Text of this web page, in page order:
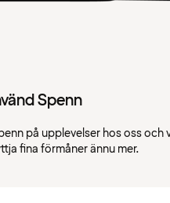
Spenn
på upplevelser hos oss och
fina förmåner ännu mer.